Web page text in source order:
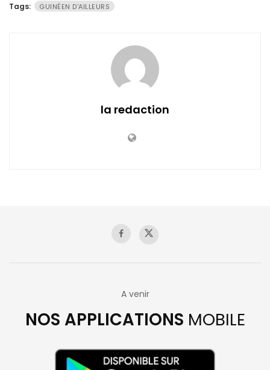
Tags: GUINÉEN D'AILLEURS
la redaction
A venir
NOS APPLICATIONS MOBILE